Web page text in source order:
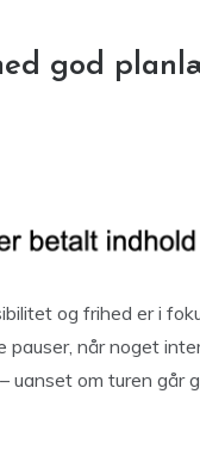
god
og frihed er i
når noget
uanset om turen går